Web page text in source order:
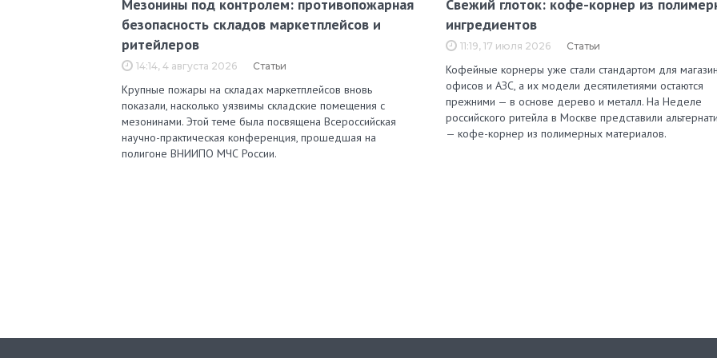
Мезонины под контролем: противопожарная
безопасность складов маркетплейсов и
ритейлеров
14:14, 4 августа 2026 Статьи
Крупные пожары на складах маркетплейсов вновь
показали, насколько уязвимы складские помещения с
мезонинами. Этой теме была посвящена Всероссийская
научно-практическая конференция, прошедшая на
полигоне ВНИИПО МЧС России.
Свежий глоток: кофе-корнер из
ингредиентов
11:19, 17 июля 2026 Статьи
Кофейные корнеры уже стали стандартом для
офисов и АЗС, а их модели десятилетиями остаются
прежними — в основе дерево и металл. На Неделе
российского ритейла в Москве представили
— кофе-корнер из полимерных материалов.